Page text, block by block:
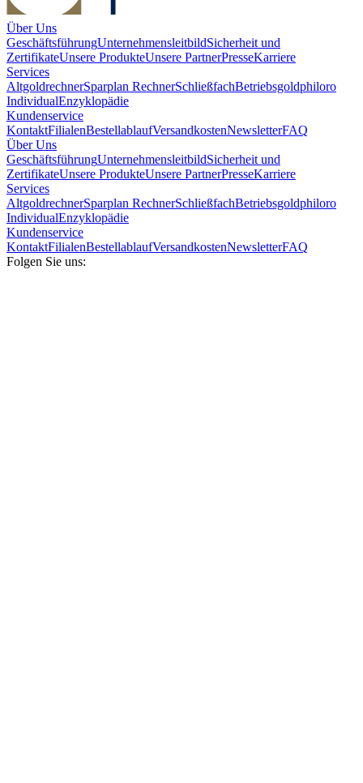
Über Uns
GeschäftsführungUnternehmensleitbildSicherheit und
ZertifikateUnsere ProdukteUnsere PartnerPresseKarriere
Services
AltgoldrechnerSparplan RechnerSchließfachBetriebsgoldphiloro
IndividualEnzyklopädie
Kundenservice
KontaktFilialenBestellablaufVersandkostenNewsletterFAQ
Über Uns
GeschäftsführungUnternehmensleitbildSicherheit und
ZertifikateUnsere ProdukteUnsere PartnerPresseKarriere
Services
AltgoldrechnerSparplan RechnerSchließfachBetriebsgoldphiloro
IndividualEnzyklopädie
Kundenservice
KontaktFilialenBestellablaufVersandkostenNewsletterFAQ
Folgen Sie uns: